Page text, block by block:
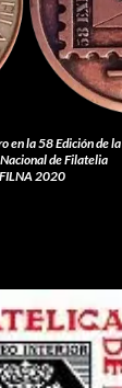
en la 58 Edición de la
de Filatelia
2020